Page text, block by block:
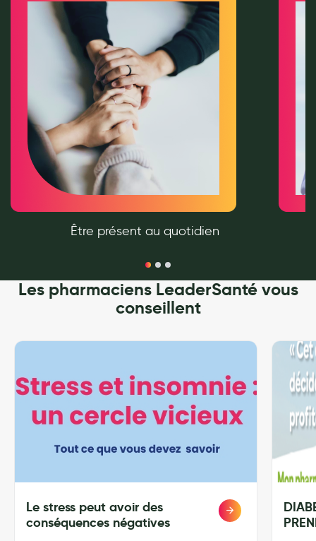
Matériel medical
Prothèses mammaires externes
Médication familiale
Orthopédie
Les marques
Être présent au quotidien
Les pharmaciens LeaderSanté vous
conseillent
Le stress peut avoir des
conséquences négatives
L
i
L
i